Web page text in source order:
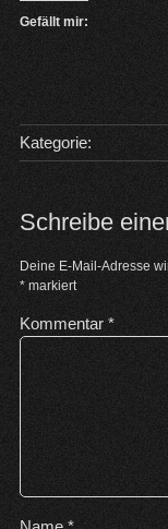
Gefällt mir:
Kategorie:
Schreibe
Deine E-Mail-Adresse
*markiert
Kommentar *